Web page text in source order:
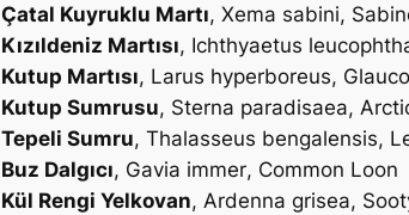
Çatal Kuyruklu Martı, Xema sabini,
Kızıldeniz Martısı, Ichthyaetus
Kutup Martısı, Larus hyperboreus,
Kutup Sumrusu, Sterna paradisaea,
Tepeli Sumru, Thalasseus bengalensis,
Buz Dalgıcı, Gavia immer, Common Loon
Kül Rengi Yelkovan, Ardenna grisea,